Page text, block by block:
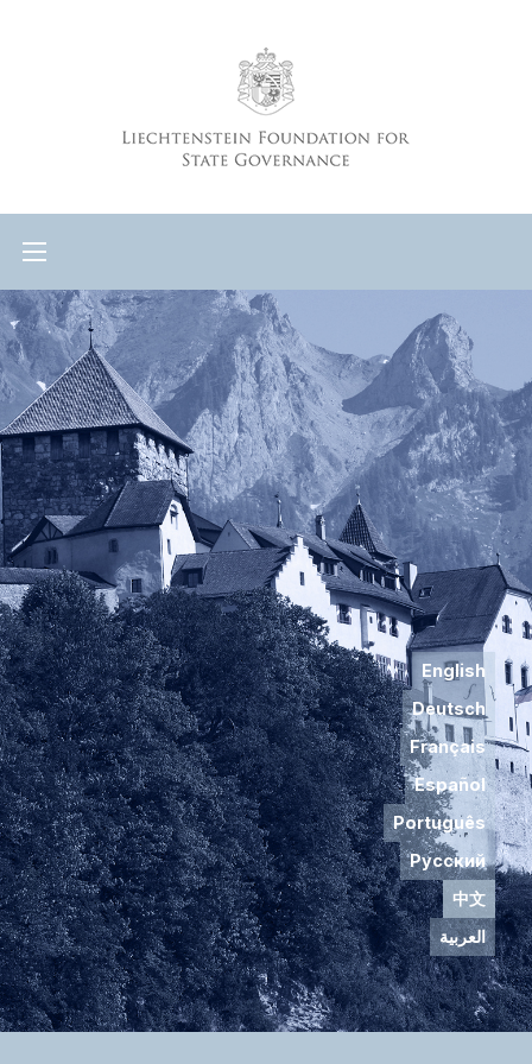
Deutsch
English
Français
Español
Português
Русский
العربية
中文